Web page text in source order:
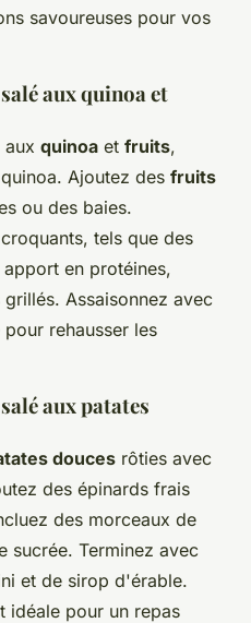
savoureuses pour vos
aux quinoa et
aux quinoa et fruits,
Ajoutez des fruits
ou des baies.
tels que des
en protéines,
Assaisonnez avec
rehausser les
aux patates
douces rôties avec
des épinards frais
des morceaux de
sucrée. Terminez avec
et de sirop d'érable.
idéale pour un repas